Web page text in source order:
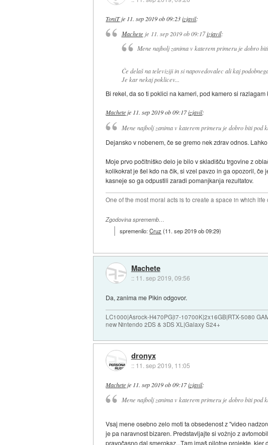
ToniTje 11. sep 2019 ob 09:23 izjavil:
Machete je 11. sep 2019 ob 09:17 izjavil:
Mene najbolj zanima v katerem primeru je dobro
Če delaš na televiziji in si napovedovalec ali kaj
Je kar nekaj poklicev...
Bi rekel, da so ti poklici na kameri, pod kamero si razlagam
Macheteje 11. sep 2019 ob 09:17izjavil:
Mene najbolj zanima v katerem primeru je dobro biti pod
Dejansko v nobenem, če se gremo nek zdrav odnos.
Moje prvo počitniško delo je bilo v skladišču trgovine z
kolikokrat je šel kdo na čik, si vzel pavzo in ga opozoril,
kasneje so ga odpustili zaradi pomanjkanja rezultatov.
One of the most moral acts is to create a space in which life
Zgodovina sprememb…
spremenilo:Cruz (11. sep 2019 ob 09:29)
Machete
:: 11. sep 2019, 09:56
Da, zanima me Pikin odgovor.
LC1000|Asrock-H470PG|i7-10700K|2x16GB|RTX-5080
new Nintendo 2DS & 3DS XL|Galaxy S24+
dronyx
:: 11. sep 2019, 11:05
Machete je 11. sep 2019 ob 09:17izjavil:
Mene najbolj zanima v katerem primeru je dobro biti pod
Vsaj mene osebno zelo moti ta obsedenost z "video
je pa naravnost bizaren. Predstavljajte si vožnjo z
pravočasno dal smerokaz...Tam imaš pilotne projekte,